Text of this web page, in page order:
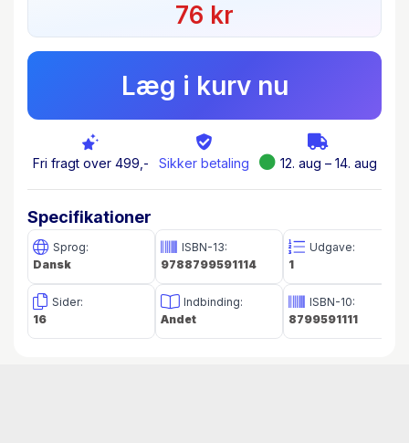
76 kr
Læg i kurv nu
Fri fragt over 499,- Sikker betaling 12. aug – 14. aug
Specifikationer
Sprog:
Dansk
Sider:
16
ISBN-13:
9788799591114
Indbinding:
Andet
Udgave:
1
ISBN-10:
8799591111